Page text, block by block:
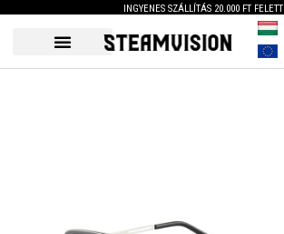
INGYENES SZÁLLÍTÁS 20.000 FT FELETT